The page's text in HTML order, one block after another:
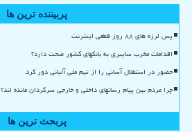
پربیننده ترین ها
پس لرزه های ۸۸ روز قطعی اینترنت
اقدامات مخرب سایبری به بانکهای کشور صحت دارد؟
حضور در استقلال آسانی را از تیم ملی آلبانی دور کرد
چرا مردم بین پیام رسانهای داخلی و خارجی سرگردان مانده اند؟
پربحث ترین ها